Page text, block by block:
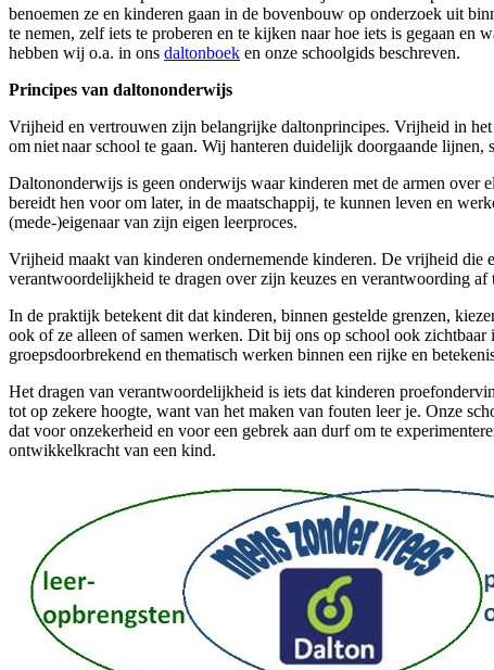
benoemen ze en kinderen gaan in de bovenbouw op onderzoek uit
te nemen, zelf iets te proberen en te kijken naar hoe iets is gegaan
hebben wij o.a. in ons daltonboek en onze schoolgids beschreven.
Principes van daltononderwijs
Vrijheid en vertrouwen zijn belangrijke daltonprincipes. Vrijheid in
om niet naar school te gaan. Wij hanteren duidelijk doorgaande
Daltononderwijs is geen onderwijs waar kinderen met de armen over
bereidt hen voor om later, in de maatschappij, te kunnen leven en
(mede-)eigenaar van zijn eigen leerproces.
Vrijheid maakt van kinderen ondernemende kinderen. De vrijheid
verantwoordelijkheid te dragen over zijn keuzes en verantwoording
In de praktijk betekent dit dat kinderen, binnen gestelde grenzen,
ook of ze alleen of samen werken. Dit bij ons op school ook
groepsdoorbrekend en thematisch werken binnen een rijke en
Het dragen van verantwoordelijkheid is iets dat kinderen
tot op zekere hoogte, want van het maken van fouten leer je. Onze
dat voor onzekerheid en voor een gebrek aan durf om te
ontwikkelkracht van een kind.